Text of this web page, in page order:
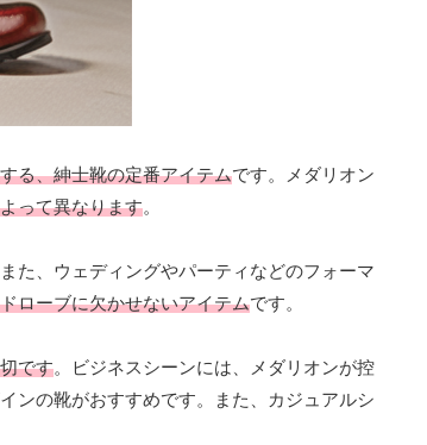
る、紳士靴の定番アイテムです。メダリオン
って異なります。
た、ウェディングやパーティなどのフォーマ
ローブに欠かせないアイテムです。
です。ビジネスシーンには、メダリオンが控
ンの靴がおすすめです。また、カジュアルシ